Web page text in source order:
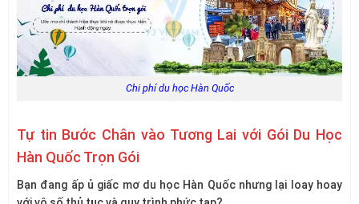
Chi phí du học Hàn Quốc
Tự tin Bước Chân vào Tương Lai với Gói Du Học
Hàn Quốc Trọn Gói
Bạn đang ấp ủ giấc mơ du học Hàn Quốc nhưng lại loay hoay